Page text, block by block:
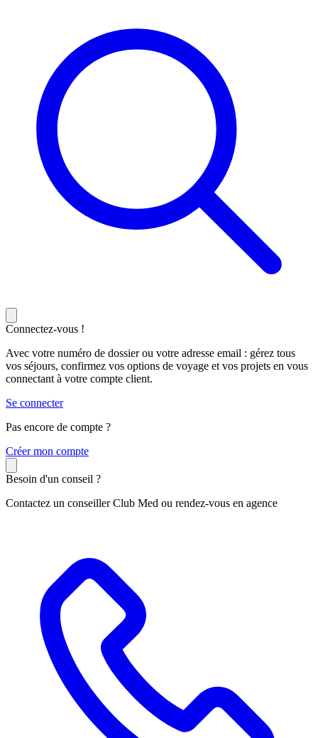
Connectez-vous !
Avec votre numéro de dossier ou votre adresse email : gérez tous
vos séjours, confirmez vos options de voyage et vos projets en vous
connectant à votre compte client.
Se connecter
Pas encore de compte ?
Créer mon compte
Besoin d'un conseil ?
Contactez un conseiller Club Med ou rendez-vous en agence